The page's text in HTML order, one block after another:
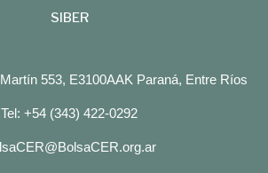
SIBER
553, E3100AAK Paraná, Entre Ríos
Tel: +54 (343) 422-0292